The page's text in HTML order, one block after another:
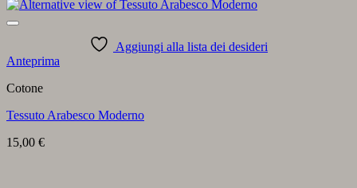
Aggiungi alla lista dei desideri
Anteprima
Cotone
Tessuto Arabesco Moderno
15,00 €